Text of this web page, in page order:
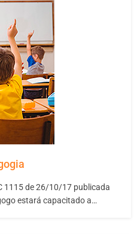
formado por empresas…
1115 de 26/10/17 publicada
estará capacitado a